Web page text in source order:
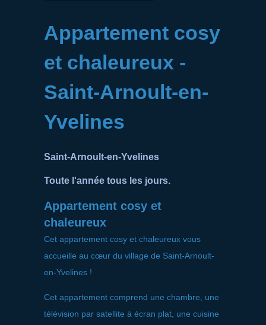
Appartement cosy
et chaleureux -
Saint-Arnoult-en-
Yvelines
Saint-Arnoult-en-Yvelines
Toute l'année tous les jours.
Appartement cosy et
chaleureux
Cet appartement cosy et chaleureux vous
accueille au cœur du village de Saint-Arnoult-
en-Yvelines !
Cet appartement comprend une chambre, une
télévision par satellite à écran plat, une cuisine